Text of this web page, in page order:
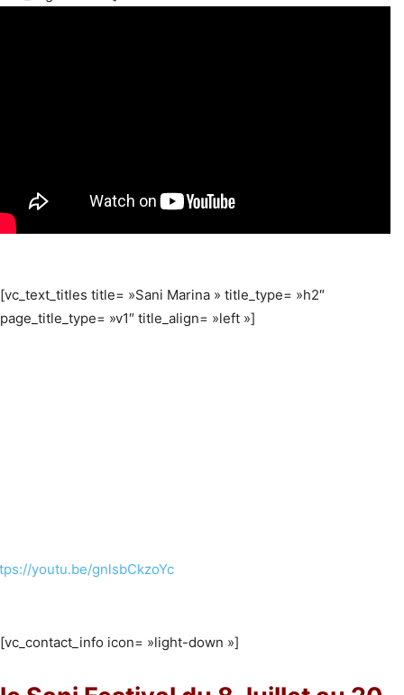
[vc_text_titles title= »Sani Marina » title_type= »h2″
page_title_type= »v1″ title_align= »left »]
youtu.be/gnlsbCkzoYc
[vc_contact_info icon= »light-down »]